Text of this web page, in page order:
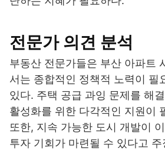
전문가 의견 분석
부동산 전문가들은 부산 아파트
서는 종합적인 정책적 노력이 필
있다. 주택 공급 과잉 문제를 해
활성화를 위한 다각적인 지원이
또한, 지속 가능한 도시 개발이
투자 기회가 마련될 수 있다고